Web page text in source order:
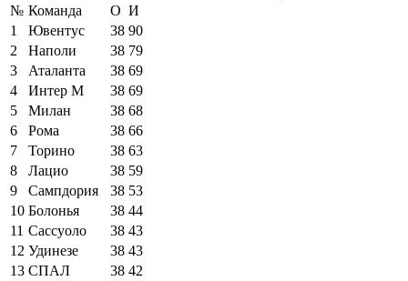
№ Команда О И
1
Ювентус 38 90
2
Наполи 38 79
3
Аталанта 38 69
4
Интер М 38 69
5
Милан 38 68
6
Рома 38 66
7
Торино 38 63
8
Лацио 38 59
9
Сампдория 38 53
10 Болонья 38 44
11 Сассуоло 38 43
12 Удинезе 38 43
13 СПАЛ 38 42